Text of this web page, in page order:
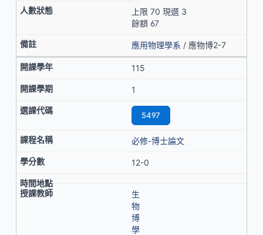
上限 70 現選 3
餘額 67
應用物理學系 / 應物博2-7
115
1
5497
必修-博士論文
12-0
生
物
博
學